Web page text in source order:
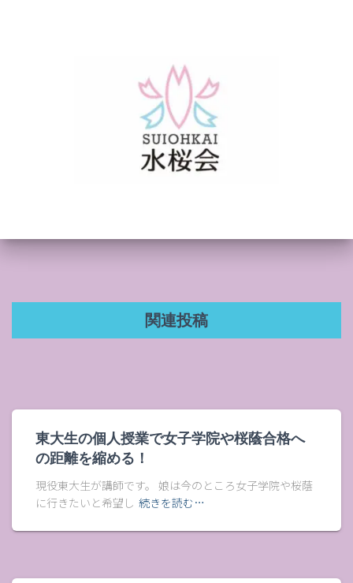
関連投稿
東大生の個人授業で女子学院や桜蔭合格へ
の距離を縮める！
現役東大生が講師です。 娘は今のところ女子学院や桜蔭
に行きたいと希望し 続きを読む…